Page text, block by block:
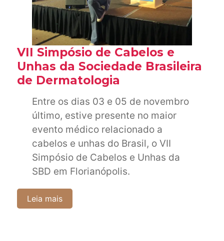
VII Simpósio de Cabelos e
Unhas da Sociedade Brasileira
de Dermatologia
Entre os dias 03 e 05 de novembro
último, estive presente no maior
evento médico relacionado a
cabelos e unhas do Brasil, o VII
Simpósio de Cabelos e Unhas da
SBD em Florianópolis.
Leia mais